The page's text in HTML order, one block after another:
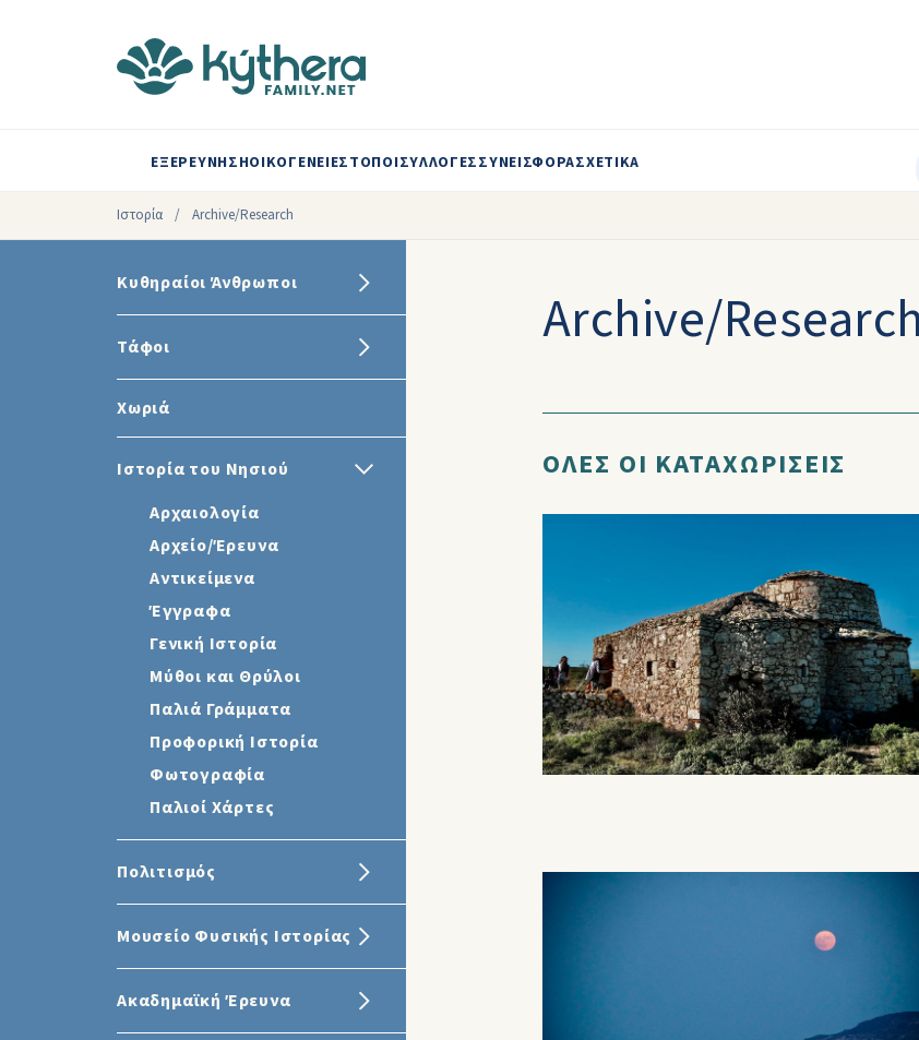
ΕΞΕΡΕΥΝΗΣΗΟΙΚΟΓΕΝΕΙΕΣΤΟΠΟΙΣΥΛΛΟΓΕΣΣΥΝΕΙΣΦΟΡΑΣΧΕΤΙΚΑ
Ιστορία / Archive/Research
Κυθηραίοι Άνθρωποι
Τάφοι
Χωριά
Ιστορία του Νησιού
Αρχαιολογία
Αρχείο/Έρευνα
Αντικείμενα
Έγγραφα
Γενική Ιστορία
Μύθοι και Θρύλοι
Παλιά Γράμματα
Προφορική Ιστορία
Φωτογραφία
Παλιοί Χάρτες
Πολιτισμός
Μουσείο Φυσικής Ιστορίας
Ακαδημαϊκή Έρευνα
Archive/Research
ΟΛΕΣ ΟΙ ΚΑΤΑΧΩΡΙΣΕΙΣ